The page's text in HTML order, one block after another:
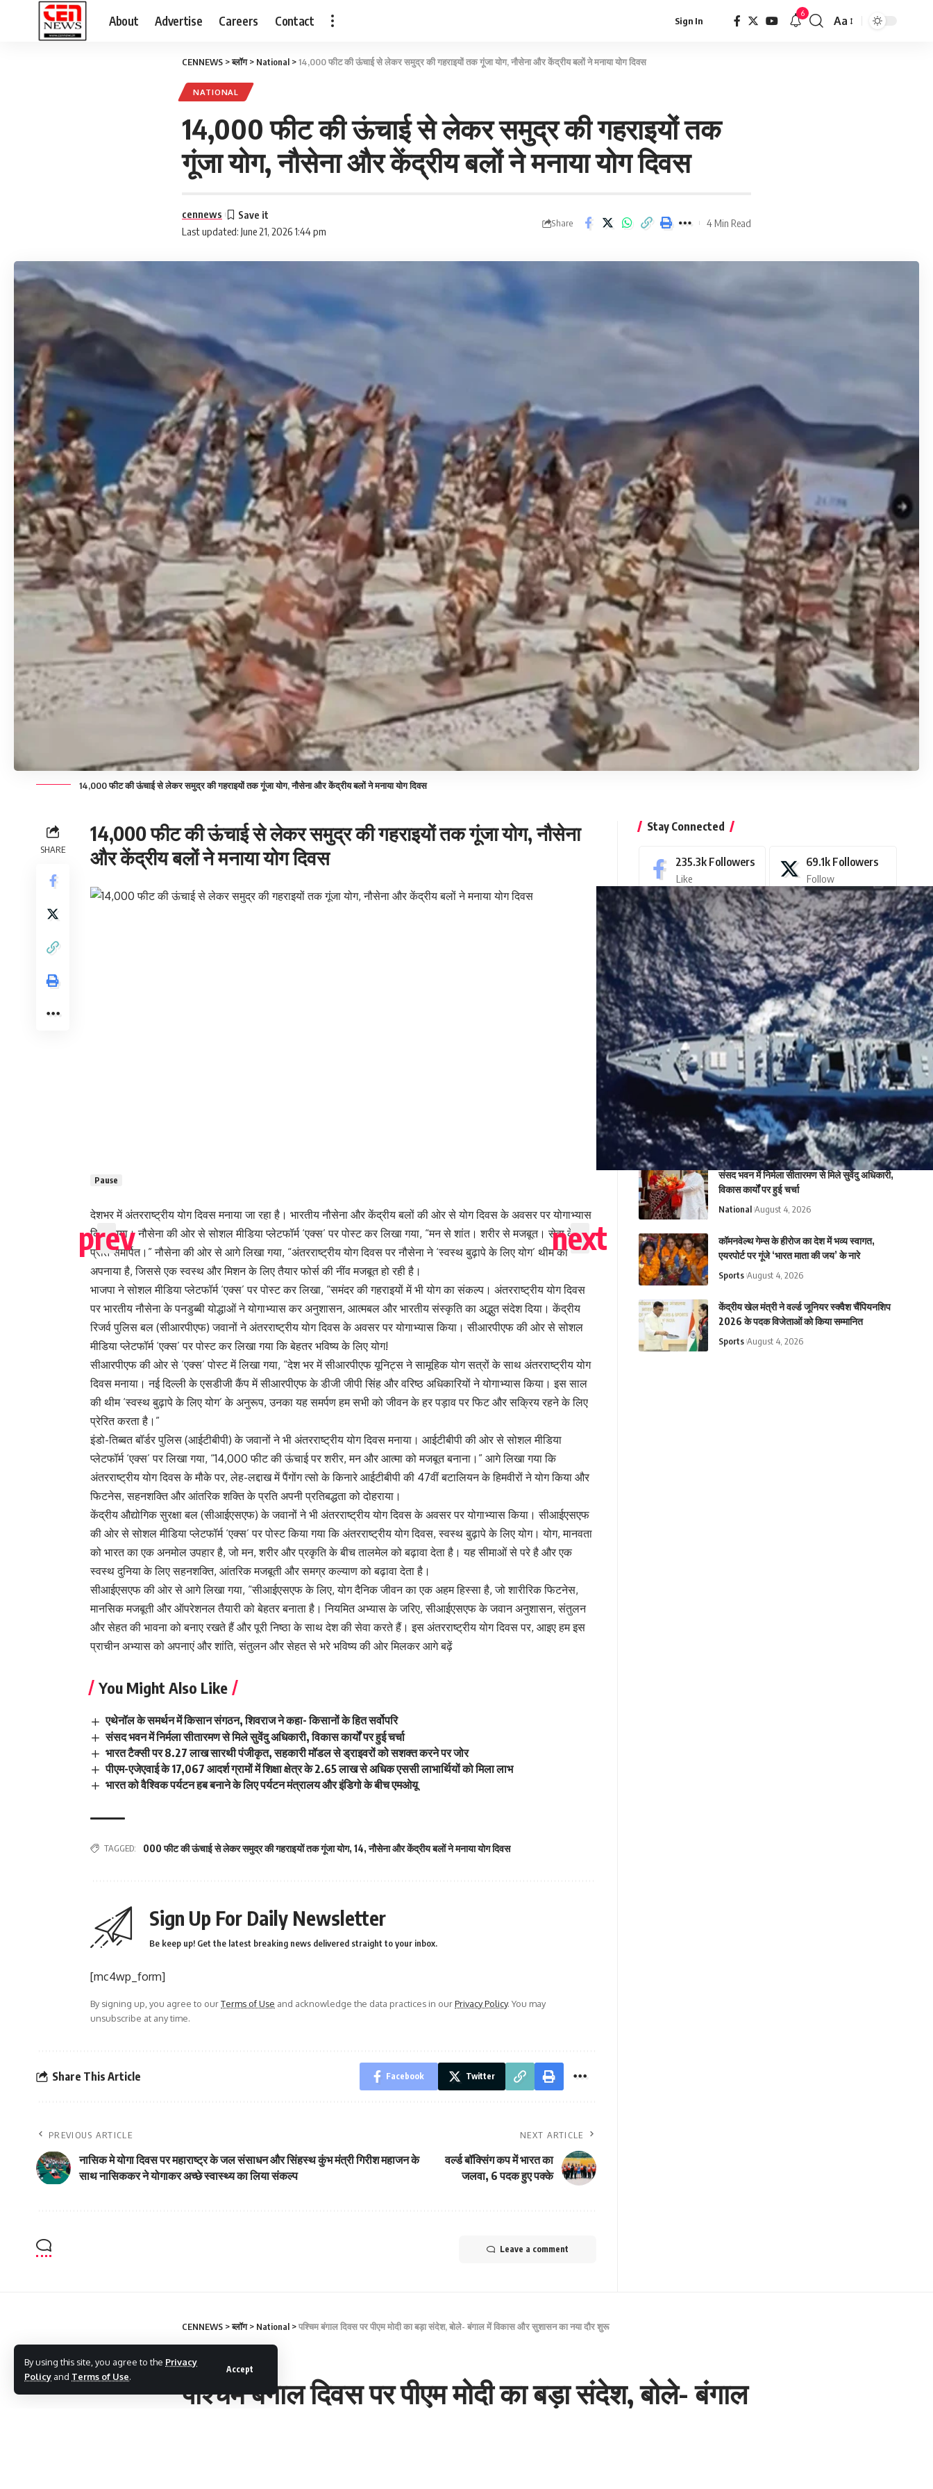
By using this site, you agree to the Privacy
Policy and Terms of Use.
Accept
About Advertise Careers Contact Sign In
6
Aa
CENNEWS >ब्लॉग> National >14,000 फीट की ऊंचाई से लेकर समुद्र की गहराइयों तक गूंजा योग, नौसेना और केंद्रीय बलों ने मनाया योग दिवस
NATIONAL
14,000 फीट की ऊंचाई से लेकर समुद्र की गहराइयों तक
गूंजा योग, नौसेना और केंद्रीय बलों ने मनाया योग दिवस
Last updated: June 21, 2026 1:44 pm
cennews
Share 4 Min Read
14,000 फीट की ऊंचाई से लेकर समुद्र की गहराइयों तक गूंजा योग, नौसेना और केंद्रीय बलों ने मनाया योग दिवस
SHARE
14,000 फीट की ऊंचाई से लेकर समुद्र की गहराइयों तक गूंजा योग, नौसेना
और केंद्रीय बलों ने मनाया योग दिवस
Pause
देशभर में अंतरराष्ट्रीय योग दिवस मनाया जा रहा है। भारतीय नौसेना और केंद्रीय बलों की ओर से योग दिवस के अवसर पर योगाभ्यास
किया गया। नौसेना की ओर से सोशल मीडिया प्लेटफॉर्म ‘एक्स’ पर पोस्ट कर लिखा गया, “मन से शांत। शरीर से मजबूत। सेवा के
प्रति समर्पित।” नौसेना की ओर से आगे लिखा गया, “अंतरराष्ट्रीय योग दिवस पर नौसेना ने ‘स्वस्थ बुढ़ापे के लिए योग’ थीम को
अपनाया है, जिससे एक स्वस्थ और मिशन के लिए तैयार फोर्स की नींव मजबूत हो रही है।
भाजपा ने सोशल मीडिया प्लेटफॉर्म ‘एक्स’ पर पोस्ट कर लिखा, “समंदर की गहराइयों में भी योग का संकल्प। अंतरराष्ट्रीय योग दिवस
पर भारतीय नौसेना के पनडुब्बी योद्धाओं ने योगाभ्यास कर अनुशासन, आत्मबल और भारतीय संस्कृति का अद्भुत संदेश दिया। केंद्रीय
रिजर्व पुलिस बल (सीआरपीएफ) जवानों ने अंतरराष्ट्रीय योग दिवस के अवसर पर योगाभ्यास किया। सीआरपीएफ की ओर से सोशल
मीडिया प्लेटफॉर्म ‘एक्स’ पर पोस्ट कर लिखा गया कि बेहतर भविष्य के लिए योग!
सीआरपीएफ की ओर से ‘एक्स’ पोस्ट में लिखा गया, “देश भर में सीआरपीएफ यूनिट्स ने सामूहिक योग सत्रों के साथ अंतरराष्ट्रीय योग
दिवस मनाया। नई दिल्ली के एसडीजी कैंप में सीआरपीएफ के डीजी जीपी सिंह और वरिष्ठ अधिकारियों ने योगाभ्यास किया। इस साल
की थीम ‘स्वस्थ बुढ़ापे के लिए योग’ के अनुरूप, उनका यह समर्पण हम सभी को जीवन के हर पड़ाव पर फिट और सक्रिय रहने के लिए
प्रेरित करता है।”
इंडो-तिब्बत बॉर्डर पुलिस (आईटीबीपी) के जवानों ने भी अंतरराष्ट्रीय योग दिवस मनाया। आईटीबीपी की ओर से सोशल मीडिया
प्लेटफॉर्म ‘एक्स’ पर लिखा गया, “14,000 फीट की ऊंचाई पर शरीर, मन और आत्मा को मजबूत बनाना।” आगे लिखा गया कि
अंतरराष्ट्रीय योग दिवस के मौके पर, लेह-लद्दाख में पैंगोंग त्सो के किनारे आईटीबीपी की 47वीं बटालियन के हिमवीरों ने योग किया और
फिटनेस, सहनशक्ति और आंतरिक शक्ति के प्रति अपनी प्रतिबद्धता को दोहराया।
केंद्रीय औद्योगिक सुरक्षा बल (सीआईएसएफ) के जवानों ने भी अंतरराष्ट्रीय योग दिवस के अवसर पर योगाभ्यास किया। सीआईएसएफ
की ओर से सोशल मीडिया प्लेटफॉर्म ‘एक्स’ पर पोस्ट किया गया कि अंतरराष्ट्रीय योग दिवस, स्वस्थ बुढ़ापे के लिए योग। योग, मानवता
को भारत का एक अनमोल उपहार है, जो मन, शरीर और प्रकृति के बीच तालमेल को बढ़ावा देता है। यह सीमाओं से परे है और एक
स्वस्थ दुनिया के लिए सहनशक्ति, आंतरिक मजबूती और समग्र कल्याण को बढ़ावा देता है।
सीआईएसएफ की ओर से आगे लिखा गया, “सीआईएसएफ के लिए, योग दैनिक जीवन का एक अहम हिस्सा है, जो शारीरिक फिटनेस,
मानसिक मजबूती और ऑपरेशनल तैयारी को बेहतर बनाता है। नियमित अभ्यास के जरिए, सीआईएसएफ के जवान अनुशासन, संतुलन
और सेहत की भावना को बनाए रखते हैं और पूरी निष्ठा के साथ देश की सेवा करते हैं। इस अंतरराष्ट्रीय योग दिवस पर, आइए हम इस
प्राचीन अभ्यास को अपनाएं और शांति, संतुलन और सेहत से भरे भविष्य की ओर मिलकर आगे बढ़ें
You Might Also Like
एथेनॉल के समर्थन में किसान संगठन, शिवराज ने कहा- किसानों के हित सर्वोपरि
संसद भवन में निर्मला सीतारमण से मिले सुवेंदु अधिकारी, विकास कार्यों पर हुई चर्चा
भारत टैक्सी पर 8.27 लाख सारथी पंजीकृत, सहकारी मॉडल से ड्राइवरों को सशक्त करने पर जोर
पीएम-एजेएवाई के 17,067 आदर्श ग्रामों में शिक्षा क्षेत्र के 2.65 लाख से अधिक एससी लाभार्थियों को मिला लाभ
भारत को वैश्विक पर्यटन हब बनाने के लिए पर्यटन मंत्रालय और इंडिगो के बीच एमओयू
TAGGED: 000 फीट की ऊंचाई से लेकर समुद्र की गहराइयों तक गूंजा योग, 14,नौसेना और केंद्रीय बलों ने मनाया योग दिवस
Sign Up For Daily Newsletter
Be keep up! Get the latest breaking news delivered straight to your inbox.
[mc4wp_form]
By signing up, you agree to ourTerms of Use and acknowledge the data practices in ourPrivacy Policy. You may
unsubscribe at any time.
Share This Article Facebook Twitter
PREVIOUS ARTICLE
नासिक मे योगा दिवस पर महाराष्ट्र के जल संसाधन और सिंहस्थ कुंभ मंत्री गिरीश महाजन के
साथ नासिककर ने योगाकर अच्छे स्वास्थ्य का लिया संकल्प
NEXT ARTICLE
वर्ल्ड बॉक्सिंग कप में भारत का
जलवा, 6 पदक हुए पक्के
Leave a comment
Stay Connected
235.3k Followers
Like
69.1k Followers
Follow
11.6kFollowers
Pin
56.4kFollowers
Follow
136kSubscribers
Subscribe
4.4kFollowers
Follow
- Advertisement -
Latest News
एथेनॉल के समर्थन में किसान संगठन, शिवराज ने कहा-
किसानों के हित सर्वोपरि
National August 4, 2026
संसद भवन में निर्मला सीतारमण से मिले सुवेंदु अधिकारी,
विकास कार्यों पर हुई चर्चा
National August 4, 2026
कॉमनवेल्थ गेम्स के हीरोज का देश में भव्य स्वागत,
एयरपोर्ट पर गूंजे ‘भारत माता की जय’ के नारे
Sports August 4, 2026
केंद्रीय खेल मंत्री ने वर्ल्ड जूनियर स्क्वैश चैंपियनशिप
2026 के पदक विजेताओं को किया सम्मानित
Sports August 4, 2026
CENNEWS >ब्लॉग> National >पश्चिम बंगाल दिवस पर पीएम मोदी का बड़ा संदेश, बोले- बंगाल में विकास और सुशासन का नया दौर शुरू
पश्चिम बंगाल दिवस पर पीएम मोदी का बड़ा संदेश, बोले- बंगाल